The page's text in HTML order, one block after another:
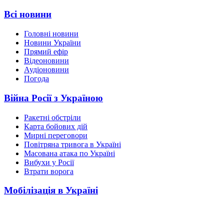
Всі новини
Головні новини
Новини України
Прямий ефір
Відеоновини
Аудіоновини
Погода
Війна Росії з Україною
Ракетні обстріли
Карта бойових дій
Мирні переговори
Повітряна тривога в Україні
Масована атака по Україні
Вибухи у Росії
Втрати ворога
Мобілізація в Україні